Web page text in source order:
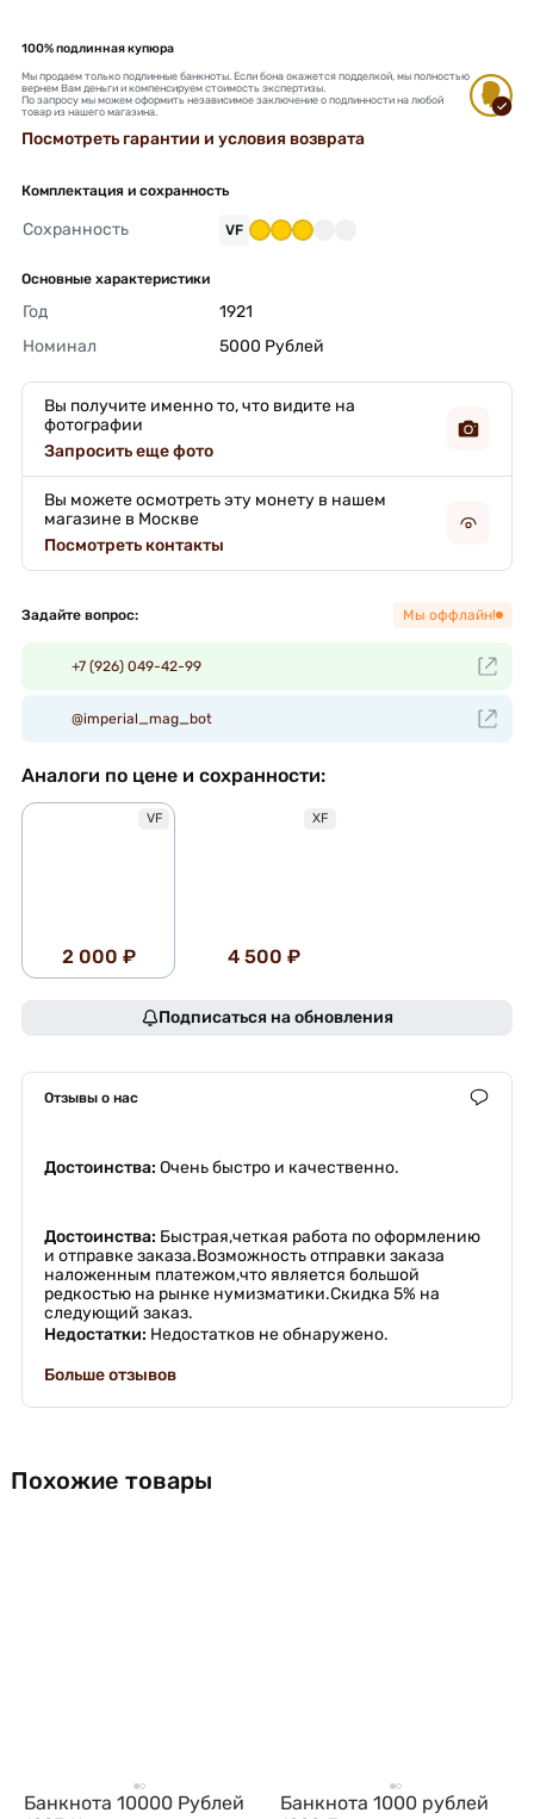
100% подлинная купюра
Мы продаем только подлинные банкноты. Если бона окажется подделкой, мы полностью
вернем Вам деньги и компенсируем стоимость экспертизы.
По запросу мы можем оформить независимое заключение о подлинности на любой
товар из нашего магазина.
Посмотреть гарантии и условия возврата
Комплектация и сохранность
Сохранность VF
Основные характеристики
Год
1921
Номинал
5000 Рублей
Вы получите именно то, что видите на
фотографии
Запросить еще фото
Вы можете осмотреть эту монету в нашем
магазине в Москве
Посмотреть контакты
Задайте вопрос: Мы оффлайн!
+7 (926) 049-42-99
@imperial_mag_bot
Аналоги по цене и сохранности:
VF
2 000 ₽
XF
4 500 ₽
Подписаться на обновления
Отзывы о нас
Достоинства: Очень быстро и качественно.
Достоинства: Быстрая,четкая работа по оформлению
и отправке заказа.Возможность отправки заказа
наложенным платежом,что является большой
редкостью на рынке нумизматики.Скидка 5% на
следующий заказ.
Недостатки: Недостатков не обнаружено.
Больше отзывов
Похожие товары
Банкнота 10000 Рублей
Банкнота 1000 рублей